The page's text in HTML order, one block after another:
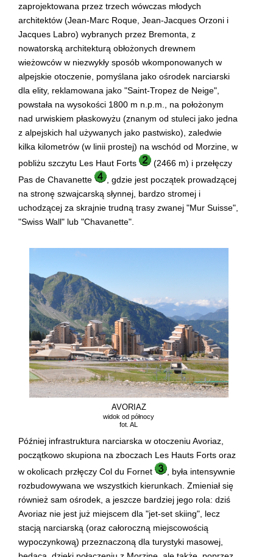
zaprojektowana przez trzech wówczas młodych
architektów (Jean-Marc Roque, Jean-Jacques Orzoni i
Jacques Labro) wybranych przez Bremonta, z
nowatorską architekturą obłożonych drewnem
wieżowców w niezwykły sposób wkomponowanych w
alpejskie otoczenie, pomyślana jako ośrodek narciarski
dla elity, reklamowana jako "Saint-Tropez de Neige",
powstała na wysokości 1800 m n.p.m., na położonym
nad urwiskiem płaskowyżu (znanym od stuleci jako jedna
z alpejskich hal używanych jako pastwisko), zaledwie
kilka kilometrów (w linii prostej) na wschód od Morzine, w
pobliżu szczytu Les Haut Forts
(2466 m) i przełęczy
Pas de Chavanette
, gdzie jest początek prowadzącej
na stronę szwajcarską słynnej, bardzo stromej i
uchodzącej za skrajnie trudną trasy zwanej "Mur Suisse",
"Swiss Wall" lub "Chavanette".
AVORIAZ
widok od północy
fot. AL
Później infrastruktura narciarska w otoczeniu Avoriaz,
początkowo skupiona na zboczach Les Hauts Forts oraz
w okolicach przłęczy Col du Fornet
, była intensywnie
rozbudowywana we wszystkich kierunkach. Zmieniał się
również sam ośrodek, a jeszcze bardziej jego rola: dziś
Avoriaz nie jest już miejscem dla "jet-set skiing", lecz
stacją narciarską (oraz całoroczną miejscowością
wypoczynkową) przeznaczoną dla turystyki masowej,